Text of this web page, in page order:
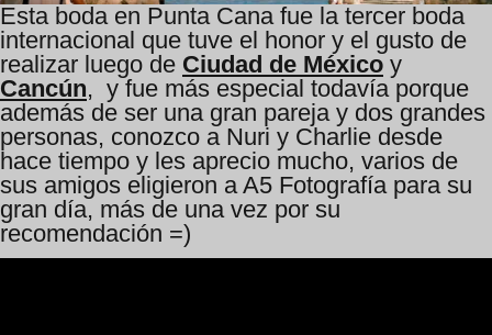
Esta boda en Punta Cana fue la tercer boda
internacional que tuve el honor y el gusto de
realizar luego de Ciudad de México y
Cancún, y fue más especial todavía porque
además de ser una gran pareja y dos grandes
personas, conozco a Nuri y Charlie desde
hace tiempo y les aprecio mucho, varios de
sus amigos eligieron a A5 Fotografía para su
gran día, más de una vez por su
recomendación =)